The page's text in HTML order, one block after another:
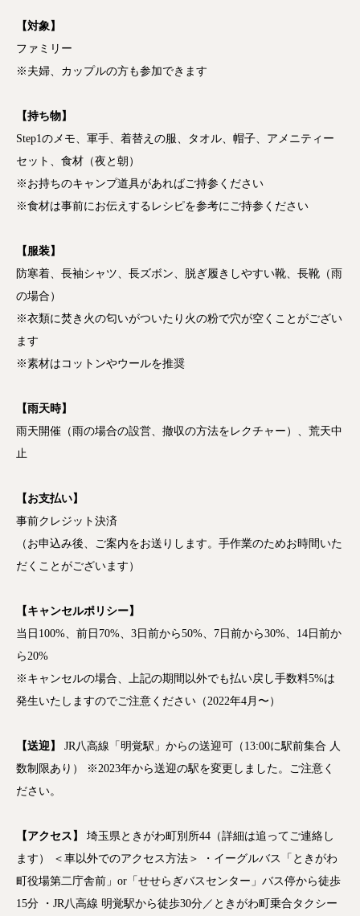
【対象】
ファミリー
※夫婦、カップルの方も参加できます
【持ち物】
Step1のメモ、軍手、着替えの服、タオル、帽子、アメニティー
セット、食材（夜と朝）
※お持ちのキャンプ道具があればご持参ください
※食材は事前にお伝えするレシピを参考にご持参ください
【服装】
防寒着、長袖シャツ、長ズボン、脱ぎ履きしやすい靴、長靴（雨
の場合）
※衣類に焚き火の匂いがついたり火の粉で穴が空くことがござい
ます
※素材はコットンやウールを推奨
【雨天時】
雨天開催（雨の場合の設営、撤収の方法をレクチャー）、荒天中
止
【お支払い】
事前クレジット決済
（お申込み後、ご案内をお送りします。手作業のためお時間いた
だくことがございます）
【キャンセルポリシー】
当日100%、前日70%、3日前から50%、7日前から30%、14日前か
ら20%
※ キャンセルの場合、上記の期間以外でも払い戻し手数料5%は
発生いたしますのでご注意ください（2022年4月〜）
【送迎】 JR八高線「明覚駅」からの送迎可（13:00に駅前集合 人
数制限あり） ※2023年から送迎の駅を変更しました。ご注意く
ださい。
【アクセス】
埼玉県ときがわ町別所44（詳細は追ってご連絡し
ます）
＜車以外でのアクセス方法＞ ・イーグルバス「 ときがわ
町役場第二庁舎前」or「せせらぎバスセンター」 バス停から徒歩
15分
・JR八高線 明覚駅から徒歩30分／ときがわ町乗合タクシー